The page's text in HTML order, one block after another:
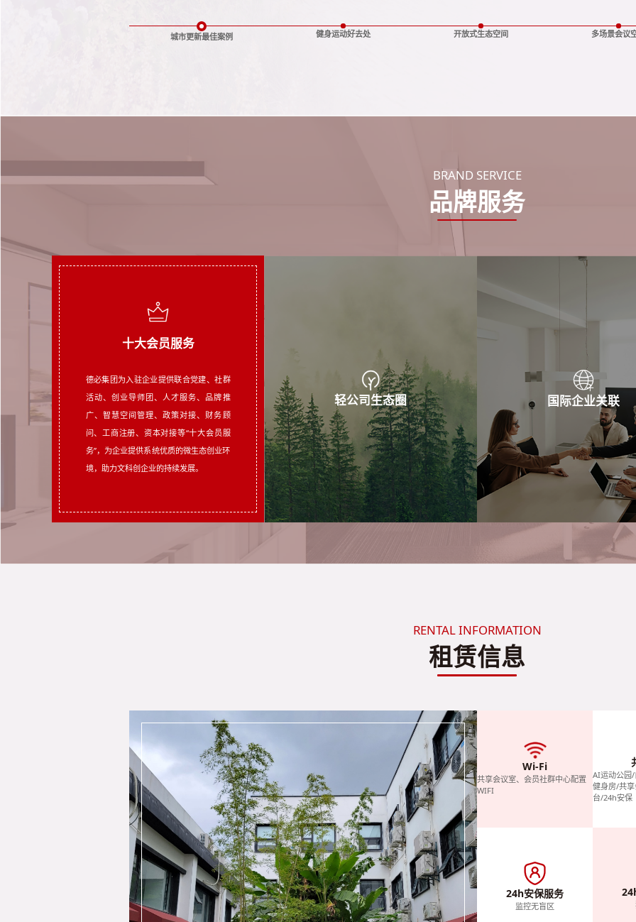
城市更新最佳案例 健身运动好去处 开放式生态空间 多场景会议
BRAND SERVICE
品牌服务
十大会员服务
十大会员服务
德必集团为入驻企业提供联合党建、社群
活动、创业导师团、人才服务、品牌推
广、智慧空间管理、政策对接、财务顾
问、工商注册、资本对接等“十大会员服
务”，为企业提供系统优质的微生态创业环
境，助力文科创企业的持续发展。
轻公司生态圈 国际企业关联
RENTAL INFORMATION
租赁信息
Wi-Fi
共享会议室、会员社群中心配置
WIFI
AI运动公园
健身房/共
台/24h安保
24h安保服务
监控无盲区